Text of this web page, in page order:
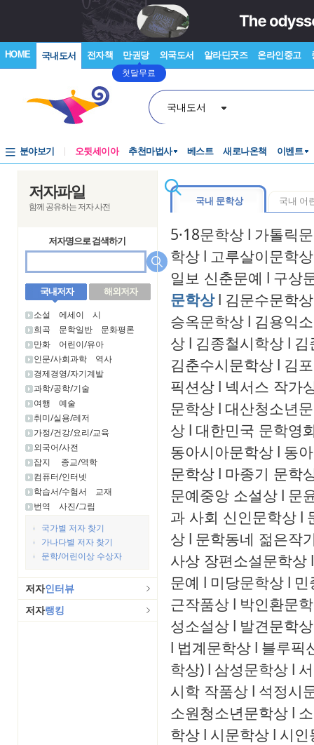
HOME 국내도서 전자책 만권당
첫달무료
외국도서 알라딘굿즈 온라인중고
국내도서
분야보기 오뒷세이아 추천마법사 베스트 새로나온책 이벤트
저자파일
함께 공유하는 저자 사전
저자명으로 검색하기
국내저자 해외저자
소설 에세이
시
희곡
문학일반
문화평론
만화
어린이/유아
인문/사회과학
역사
경제경영/자기계발
과학/공학/기술
여행
예술
취미/실용/레저
가정/건강/요리/교육
외국어/사전
잡지
종교/역학
컴퓨터/인터넷
학습서/수험서
교재
번역
사진/그림
국가별 저자 찾기
가나다별 저자 찾기
문학/어린이상 수상자
저자인터뷰
저자랭킹
국내 문학상 국내 어
5·18문학상 l 가톨릭
학상 l 고루살이문학상
일보 신춘문예 l 구상
문학상 l 김문수문학상
승옥문학상 l 김용익
상 l 김종철시학상 l
김춘수시문학상 l 김
픽션상 l 넥서스 작가
문학상 l 대산청소년
상 l 대한민국 문학영
동아시아문학상 l 동
문학상 l 마종기 문학
문예중앙 소설상 l 문
과 사회 신인문학상 l
상 l 문학동네 젊은작
사상 장편소설문학상 l
문예 l 미당문학상 l 민
근작품상 l 박인환문
성소설상 l 발견문학상
l 법계문학상 l 블루픽
학상) l 삼성문학상 l
시학 작품상 l 석정시
소원청소년문학상 l
학상 l 시문학상 l 시